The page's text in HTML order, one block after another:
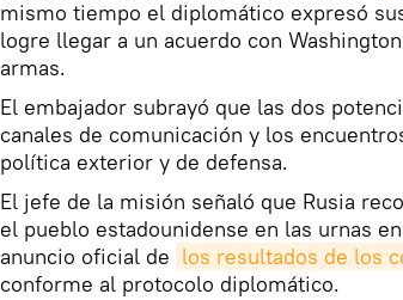
mismo tiempo el diplomático expresó
logre llegar a un acuerdo con
armas.
El embajador subrayó que las dos
canales de comunicación y los
política exterior y de defensa.
El jefe de la misión señaló que Rusia
el pueblo estadounidense en las urnas
anuncio oficial de los resultados de los
conforme al protocolo diplomático.